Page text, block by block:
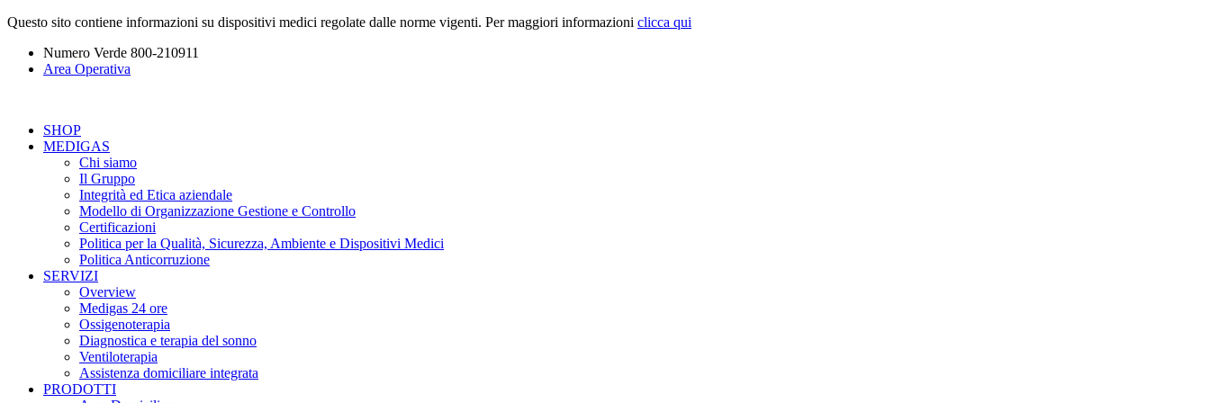
Questo sito contiene informazioni su dispositivi medici regolate dalle norme vigenti. Per maggiori informazioni clicca qui
Numero Verde 800-210911
Area Operativa
SHOP
MEDIGAS
Chi siamo
Il Gruppo
Integrità ed Etica aziendale
Modello di Organizzazione Gestione e Controllo
Certificazioni
Politica per la Qualità, Sicurezza, Ambiente e Dispositivi Medici
Politica Anticorruzione
SERVIZI
Overview
Medigas 24 ore
Ossigenoterapia
Diagnostica e terapia del sonno
Ventiloterapia
Assistenza domiciliare integrata
PRODOTTI